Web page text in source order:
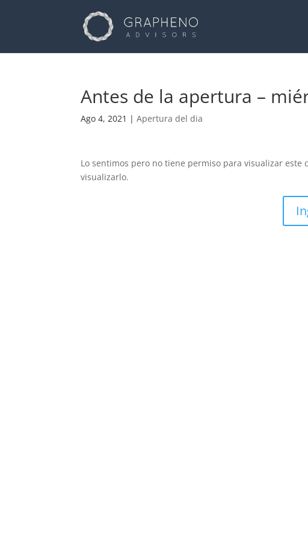
Antes de la apertura –
Ago 4, 2021 |Apertura del dia
Lo sentimos pero no tiene permiso para visualizar
visualizarlo.